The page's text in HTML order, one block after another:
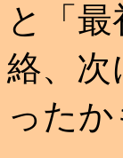
と「
絡、次
ったか